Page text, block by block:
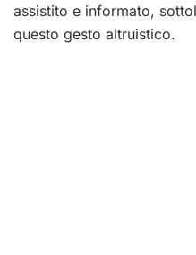
assistito e informato,
questo gesto altruistico.